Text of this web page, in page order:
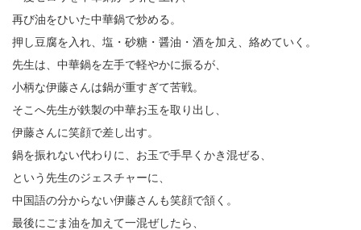
再び油をひいた中華鍋で炒める。
押し豆腐を入れ、塩・砂糖・醤油・酒を加え、絡めていく。
先生は、中華鍋を左手で軽やかに振るが、
小柄な伊藤さんは鍋が重すぎて苦戦。
そこへ先生が鉄製の中華お玉を取り出し、
伊藤さんに笑顔で差し出す。
鍋を振れない代わりに、お玉で手早くかき混ぜる、
という先生のジェスチャーに、
中国語の分からない伊藤さんも笑顔で頷く。
最後にごま油を加えて一混ぜしたら、